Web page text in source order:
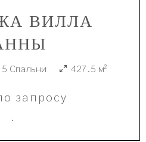
ВИЛЛА
5 Спальни 427.5 м²
запросу
·